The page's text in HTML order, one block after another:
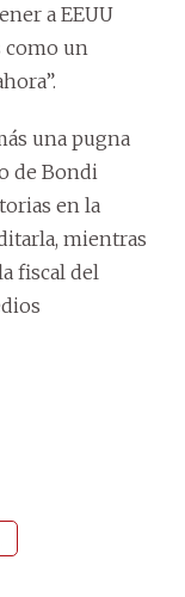
a EEUU
como un
una pugna
de Bondi
en la
mientras
fiscal del